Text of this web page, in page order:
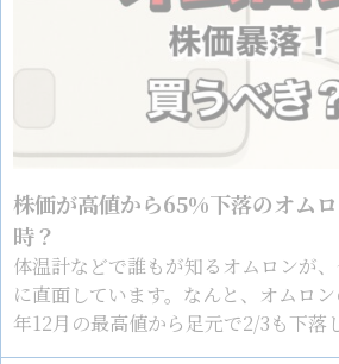
株価が高値から65%下落のオム
時？
体温計などで誰もが知るオムロンが
に直面しています。なんと、オムロ
年12月の最高値から足元で2/3も下落